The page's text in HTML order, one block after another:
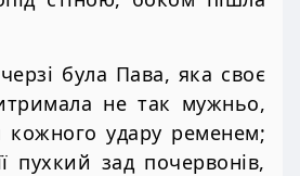
була Пава, яка своє
не так мужньо,
кожного удару ременем;
пухкий зад почервонів,